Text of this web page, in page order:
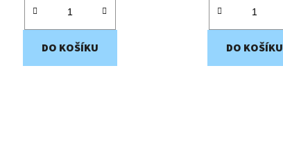
DO KOŠÍKU DO KOŠÍKU